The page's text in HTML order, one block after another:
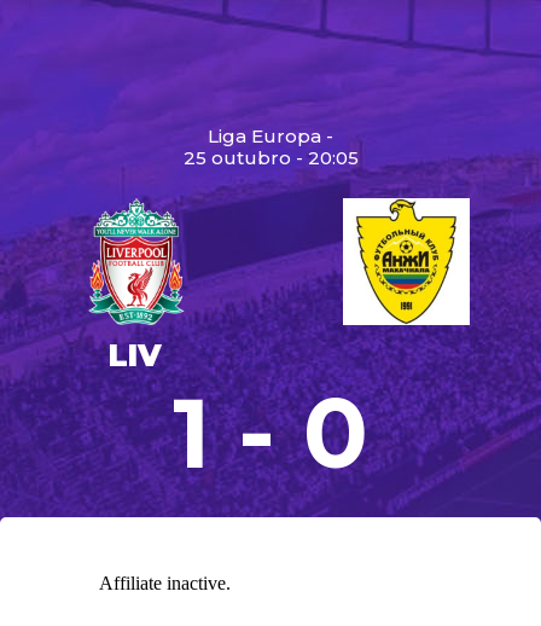
Liga Europa -
25 outubro - 20:05
LIV
1 - 0